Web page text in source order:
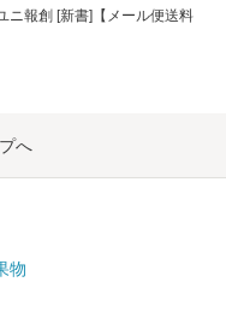
ニ報創 [新書]【メール便送料
へ
物